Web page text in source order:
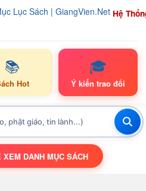
Hệ
📚
Hot
🎓
Ý kiến trao đổi
TOGGLE NAVIGATION
XEM DANH MỤC SÁCH